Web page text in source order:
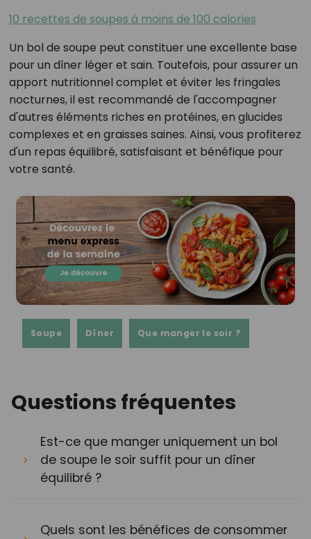
10 recettes de soupes à moins de 100 calories
Un bol de soupe peut constituer une excellente base
pour un dîner léger et sain. Toutefois, pour assurer un
apport nutritionnel complet et éviter les fringales
nocturnes, il est recommandé de l'accompagner
d'autres éléments riches en protéines, en glucides
complexes et en graisses saines. Ainsi, vous profiterez
d'un repas équilibré, satisfaisant et bénéfique pour
votre santé.
Soupe Dîner Que manger le soir ?
Questions fréquentes
Est-ce que manger uniquement un bol
de soupe le soir suffit pour un dîner
équilibré ?
Quels sont les bénéfices de consommer